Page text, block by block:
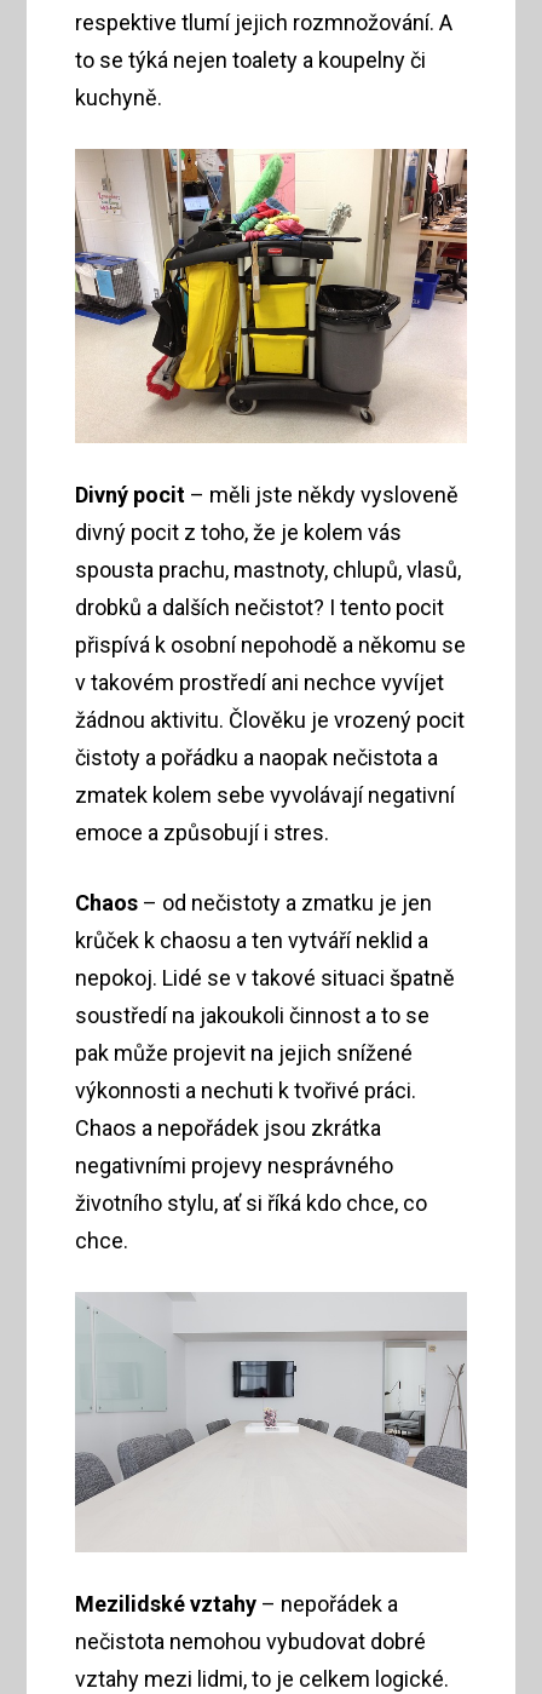
respektive tlumí jejich rozmnožování. A
to se týká nejen toalety a koupelny či
kuchyně.
Divný pocit – měli jste někdy vysloveně
divný pocit z toho, že je kolem vás
spousta prachu, mastnoty, chlupů, vlasů,
drobků a dalších nečistot? I tento pocit
přispívá k osobní nepohodě a někomu se
v takovém prostředí ani nechce vyvíjet
žádnou aktivitu. Člověku je vrozený pocit
čistoty a pořádku a naopak nečistota a
zmatek kolem sebe vyvolávají negativní
emoce a způsobují i stres.
Chaos – od nečistoty a zmatku je jen
krůček k chaosu a ten vytváří neklid a
nepokoj. Lidé se v takové situaci špatně
soustředí na jakoukoli činnost a to se
pak může projevit na jejich snížené
výkonnosti a nechuti k tvořivé práci.
Chaos a nepořádek jsou zkrátka
negativními projevy nesprávného
životního stylu, ať si říká kdo chce, co
chce.
Mezilidské vztahy – nepořádek a
nečistota nemohou vybudovat dobré
vztahy mezi lidmi, to je celkem logické.